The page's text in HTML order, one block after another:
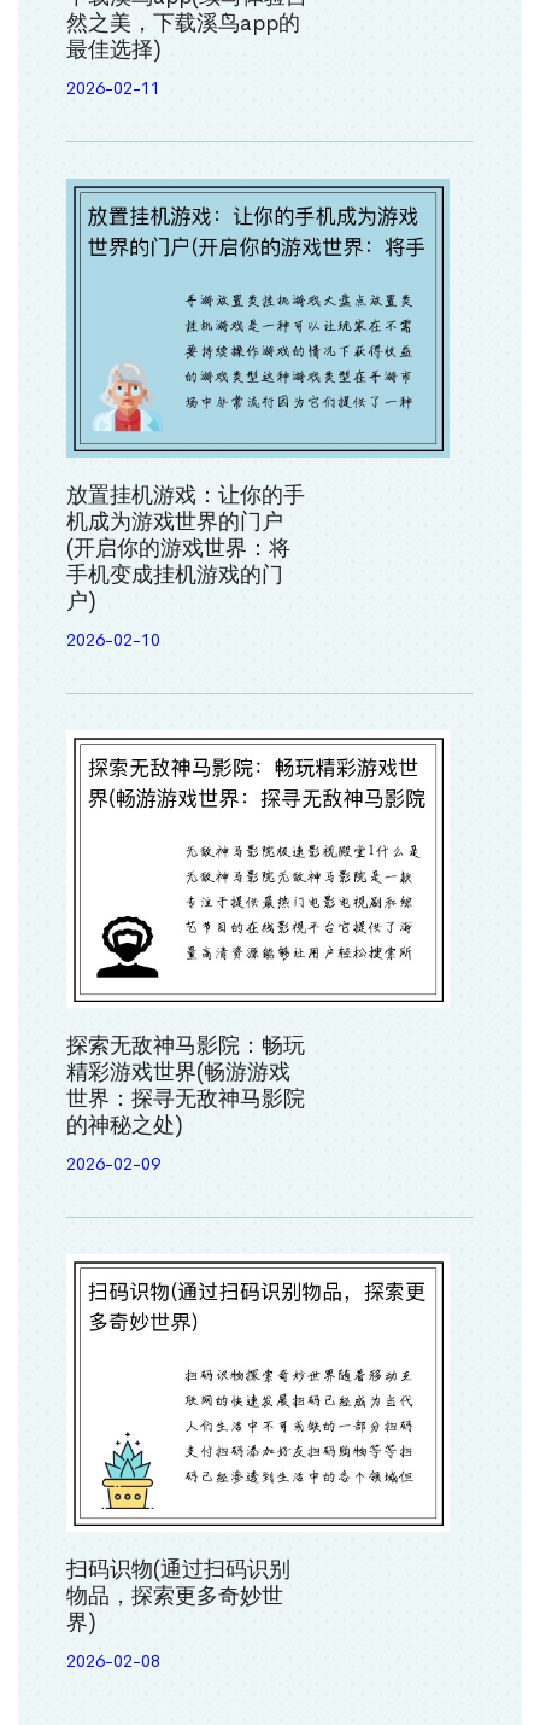
然之美，下载溪鸟app的
最佳选择)
2026-02-11
放置挂机游戏：让你的手
机成为游戏世界的门户
(开启你的游戏世界：将
手机变成挂机游戏的门
户)
2026-02-10
探索无敌神马影院：畅玩
精彩游戏世界(畅游游戏
世界：探寻无敌神马影院
的神秘之处)
2026-02-09
扫码识物(通过扫码识别
物品，探索更多奇妙世
界)
2026-02-08